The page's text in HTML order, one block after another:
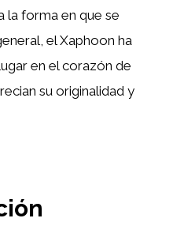
la forma en que se
el Xaphoon ha
en el corazón de
su originalidad y